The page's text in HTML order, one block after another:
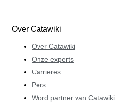
Over Catawiki
Over Catawiki
Onze experts
Carrières
Pers
Word partner van Catawiki